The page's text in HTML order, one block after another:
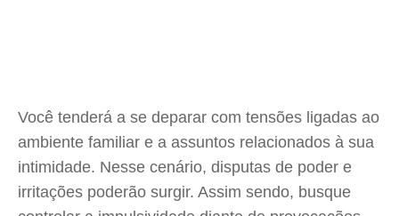
Você tenderá a se deparar com tensões ligadas ao
ambiente familiar e a assuntos relacionados à sua
intimidade. Nesse cenário, disputas de poder e
irritações poderão surgir. Assim sendo, busque